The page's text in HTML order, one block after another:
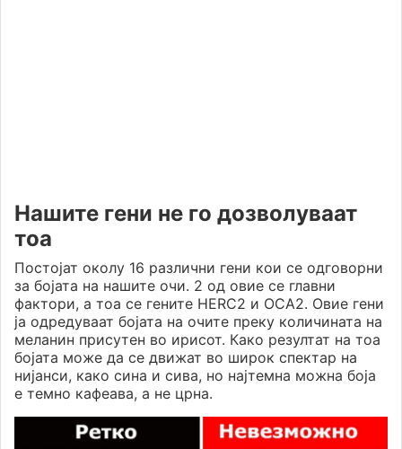
Нашите гени не го дозволуваат
тоа
Постојат околу 16 различни гени кои се одговорни
за бојата на нашите очи. 2 од овие се главни
фактори, а тоа се гените HERC2 и OCA2. Овие гени
ја одредуваат бојата на очите преку количината на
меланин присутен во ирисот. Како резултат на тоа
бојата може да се движат во широк спектар на
нијанси, како сина и сива, но најтемна можна боја
е темно кафеава, а не црна.